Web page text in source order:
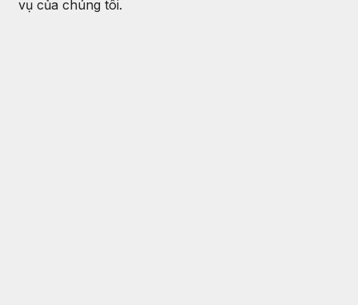
vụ của chúng tôi.